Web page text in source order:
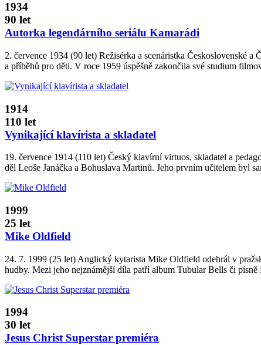
1934
90 let
Autorka legendárního seriálu Kamarádi
2. července 1934 (90 let) Režisérka a scenáristka Československé
a příběhů pro děti. V roce 1959 úspěšně zakončila své studium
1914
110 let
Vynikající klavírista a skladatel
19. července 1914 (110 let) Český klavírní virtuos, skladatel a
děl Leoše Janáčka a Bohuslava Martinů. Jeho prvním učitelem byl
1999
25 let
Mike Oldfield
24. 7. 1999 (25 let) Anglický kytarista Mike Oldfield odehrál v
hudby. Mezi jeho nejznámější díla patří album Tubular Bells či
1994
30 let
Jesus Christ Superstar premiéra